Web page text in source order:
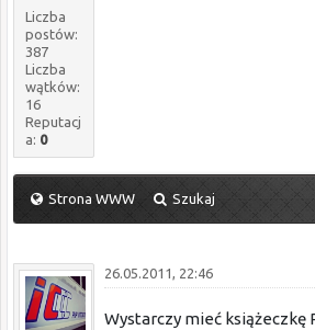
Liczba
postów:
387
Liczba
wątków:
16
Reputacj
a: 0
Strona WWW Szukaj
26.05.2011, 22:46
Wystarczy mieć książeczkę